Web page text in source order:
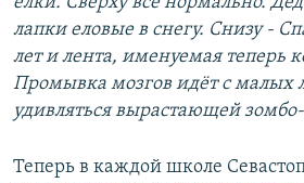
лапки еловые в снегу. Снизу -
лет и лента, именуемая теперь
Промывка мозгов идёт с малых
удивляться вырастающей
Теперь в каждой школе